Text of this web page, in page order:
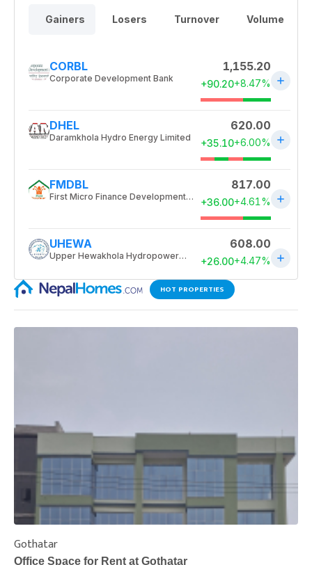
HOT PROPERTIES
Gothatar
Office Space for Rent at Gothatar